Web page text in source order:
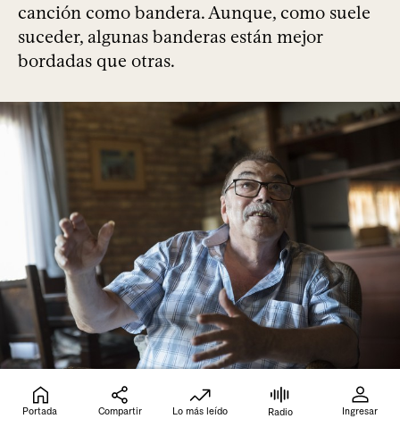
canción como bandera. Aunque, como suele
suceder, algunas banderas están mejor
bordadas que otras.
Portada Compartir Lo más leído Radio Ingresar